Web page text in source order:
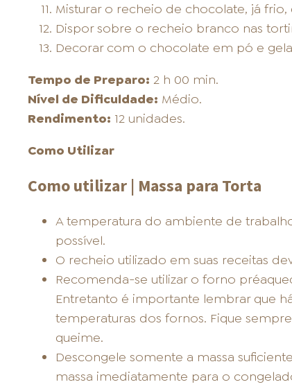
Misturar o recheio de chocolate, já frio,
Dispor sobre o recheio branco nas
Decorar com o chocolate em pó e
Tempo de Preparo: 2 h 00 min.
Nível de Dificuldade: Médio.
Rendimento: 12 unidades.
Como Utilizar
Como utilizar | Massa para Torta
A temperatura do ambiente de
possível.
O recheio utilizado em suas receitas
Recomenda-se utilizar o forno
Entretanto é importante lembrar que
temperaturas dos fornos. Fique
queime.
Descongele somente a massa
massa imediatamente para o